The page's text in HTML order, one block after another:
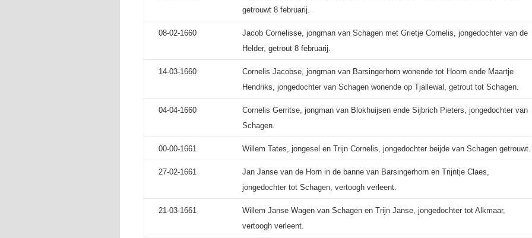
getrouwt 8 februarij.
08-02-1660
Jacob Cornelisse, jongman van Schagen met Grietje Cornelis, jongedochter van de
Helder, getrout 8 februarij.
14-03-1660
Cornelis Jacobse, jongman van Barsingerhorn wonende tot Hoorn ende Maartje
Hendriks, jongedochter van Schagen wonende op Tjallewal, getrout tot Schagen.
04-04-1660
Cornelis Gerritse, jongman van Blokhuijsen ende Sijbrich Pieters, jongedochter van
Schagen.
00-00-1661 Willem Tates, jongesel en Trijn Cornelis, jongedochter beijde van Schagen getrouwt.
27-02-1661
Jan Janse van de Horn in de banne van Barsingerhorn en Trijntje Claes,
jongedochter tot Schagen, vertoogh verleent.
21-03-1661
Willem Janse Wagen van Schagen en Trijn Janse, jongedochter tot Alkmaar,
vertoogh verleent.